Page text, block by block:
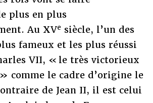
plus en plus
Au XVe siècle, l’un des
fameux et les plus réussi
VII, « le très victorieux
comme le cadre d’origine le
de Jean II, il est celui